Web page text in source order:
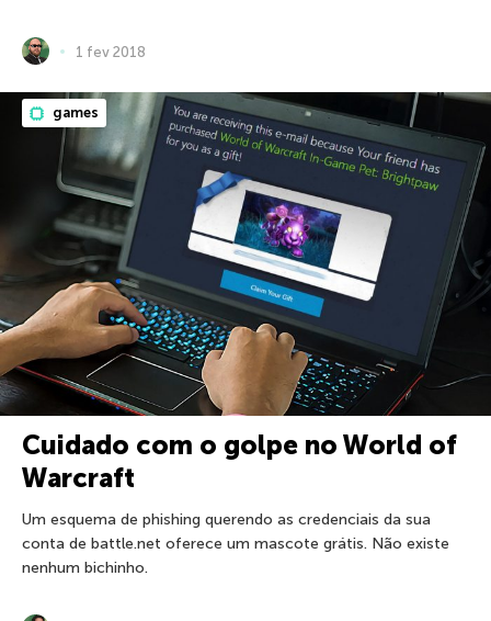
1 fev 2018
games
Cuidado com o golpe no World of
Warcraft
Um esquema de phishing querendo as credenciais da sua
conta de battle.net oferece um mascote grátis. Não existe
nenhum bichinho.